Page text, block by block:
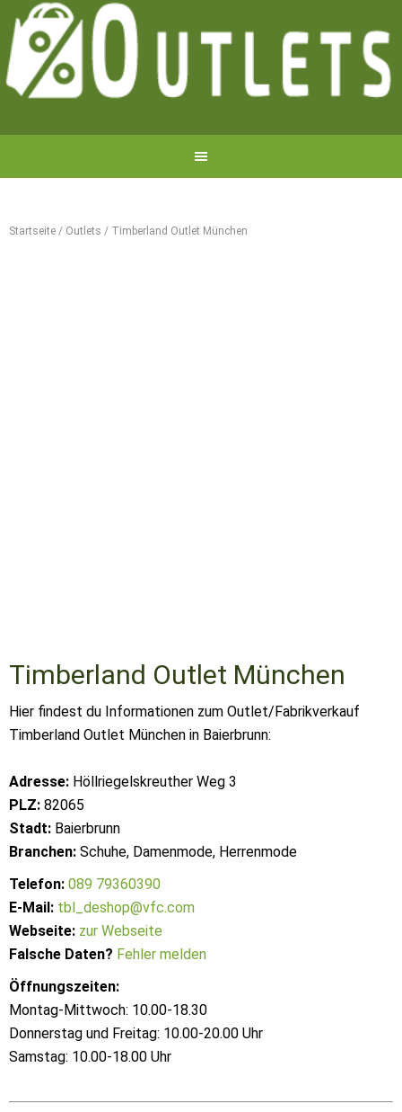
Startseite / Outlets / Timberland Outlet München
Timberland Outlet München
Hier findest du Informationen zum Outlet/Fabrikverkauf
Timberland Outlet München in Baierbrunn:
Adresse: Höllriegelskreuther Weg 3
PLZ: 82065
Stadt: Baierbrunn
Branchen: Schuhe, Damenmode, Herrenmode
Telefon: 089 79360390
E-Mail: tbl_deshop@vfc.com
Webseite: zur Webseite
Falsche Daten? Fehler melden
Öffnungszeiten:
Montag-Mittwoch: 10.00-18.30
Donnerstag und Freitag: 10.00-20.00 Uhr
Samstag: 10.00-18.00 Uhr